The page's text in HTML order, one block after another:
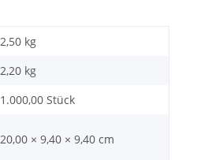
2,50 kg
2,20 kg
1.000,00 Stück
20,00 × 9,40 × 9,40 cm